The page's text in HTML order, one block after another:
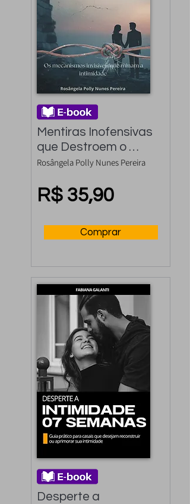
Mentiras Inofensivas
que Destroem o
Amor
Rosângela Polly Nunes Pereira
R$ 35,90
Comprar
Desperte a